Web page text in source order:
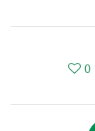
0